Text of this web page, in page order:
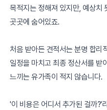
목적지는 정해져 있지만, 예상치
곳곳에 숨어있죠.
처음 받아든 견적서는 분명 합리
일정을 마치고 최종 정산서를 받
느끼는 유가족이 적지 않습니다.
'이 비용은 어디서 추가된 걸까?'